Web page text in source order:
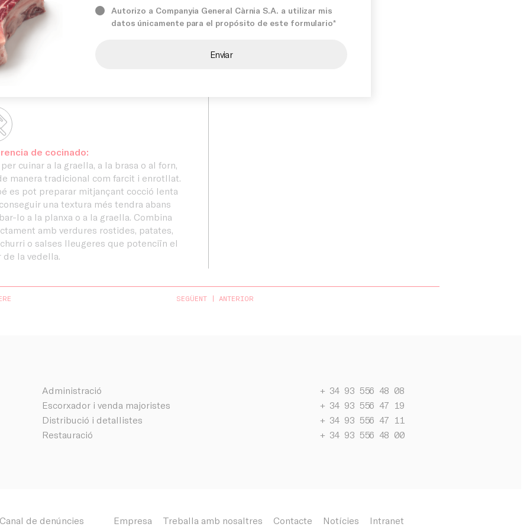
Serveis
Compromís
Contacte Notícies Intranet
seleccionem acuradament els
productes per oferir solucions de
constant, excel·lent rendiment i
a les necessitats del canal
de cocinado:
cuinar a la graella, a la brasa o al forn,
manera tradicional com farcit i enrotllat.
es pot preparar mitjançant cocció lenta
una textura més tendra abans
lo a la planxa o a la graella. Combina
amb verdures rostides, patates,
o salses lleugeres que potenciïn el
de la vedella.
SEGÜENT ANTERIOR
Administració
+ 34 93 556 48 08
Escorxador i venda majoristes
+ 34 93 556 47 19
Distribució i detallistes
+ 34 93 556 47 11
Restauració
+ 34 93 556 48 00
Canal de denúncies Empresa Treballa amb nosaltres Contacte Notícies Intranet
Autorizo a Companyia General Càrnia S.A. a utilizar mis
datos únicamente para el propósito de este formulario*